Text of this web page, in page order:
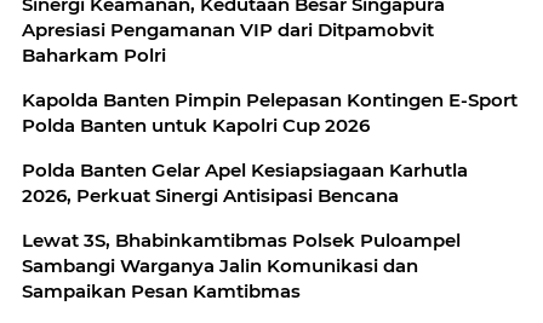
Sinergi Keamanan, Kedutaan Besar Singapura
Apresiasi Pengamanan VIP dari Ditpamobvit
Baharkam Polri
Kapolda Banten Pimpin Pelepasan Kontingen E-Sport
Polda Banten untuk Kapolri Cup 2026
Polda Banten Gelar Apel Kesiapsiagaan Karhutla
2026, Perkuat Sinergi Antisipasi Bencana
Lewat 3S, Bhabinkamtibmas Polsek Puloampel
Sambangi Warganya Jalin Komunikasi dan
Sampaikan Pesan Kamtibmas